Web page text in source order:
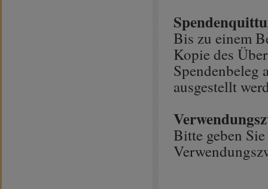
Bis zu einem
Kopie des
Spendenbeleg
ausgestellt
Bitte geben